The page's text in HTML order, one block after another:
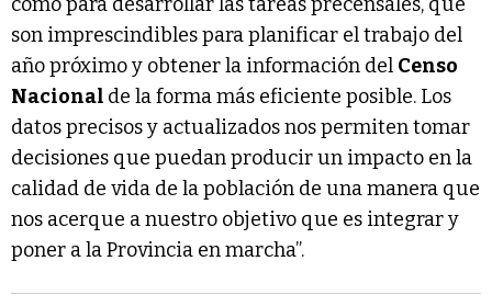
como para desarrollar las tareas precensales, que
son imprescindibles para planificar el trabajo del
año próximo y obtener la información del Censo
Nacional de la forma más eficiente posible. Los
datos precisos y actualizados nos permiten tomar
decisiones que puedan producir un impacto en la
calidad de vida de la población de una manera que
nos acerque a nuestro objetivo que es integrar y
poner a la Provincia en marcha”.